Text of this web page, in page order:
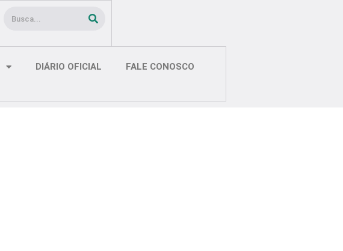
Pesquisar
DIÁRIO OFICIAL FALE CONOSCO